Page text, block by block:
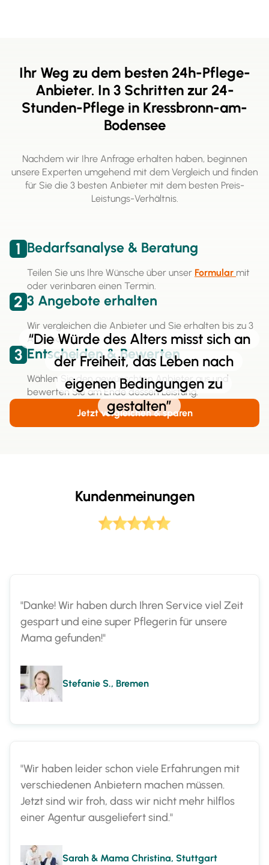
Ihr Weg zu dem besten 24h-Pflege-
Anbieter. In 3 Schritten zur 24-
Stunden-Pflege in Kressbronn-am-
Bodensee
Nachdem wir Ihre Anfrage erhalten haben, beginnen
unsere Experten umgehend mit dem Vergleich und finden
für Sie die 3 besten Anbieter mit dem besten Preis-
Leistungs-Verhältnis.
1 Bedarfsanalyse & Beratung
Teilen Sie uns Ihre Wünsche über unser Formular mit
oder verinbaren einen Termin.
2 3 Angebote erhalten
Wir vergleichen die Anbieter und Sie erhalten bis zu 3
Angebote.
3 Entscheiden & Bewerten
Wählen Sie den gewünschten Anbieter aus und
bewerten Sie am Ende dessen Leistung.
Jetzt vergleichen & sparen
“Die Würde des Alters misst sich an
der Freiheit, das Leben nach
eigenen Bedingungen zu
gestalten”
Kundenmeinungen
"Danke! Wir haben durch Ihren Service viel Zeit
gespart und eine super Pflegerin für unsere
Mama gefunden!"
Stefanie S., Bremen
"Wir haben leider schon viele Erfahrungen mit
verschiedenen Anbietern machen müssen.
Jetzt sind wir froh, dass wir nicht mehr hilflos
einer Agentur ausgeliefert sind."
Sarah & Mama Christina, Stuttgart